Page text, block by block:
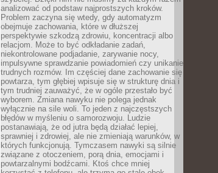
analizować od podstaw najprostszych kroków.
Problem zaczyna się wtedy, gdy automatyzm
obejmuje zachowania, które w dłuższej
perspektywie szkodzą zdrowiu, koncentracji albo
relacjom. Może to być odkładanie zadań,
niekontrolowane podjadanie, zarywanie nocy,
impulsywne sprawdzanie powiadomień czy unikanie
trudnych rozmów. Im częściej dane zachowanie się
powtarza, tym głębiej wpisuje się w strukturę dnia i
tym trudniej zauważyć, że w ogóle przestało być
wyborem. Zmiana nawyku nie polega jednak
wyłącznie na sile woli. To jeden z najczęstszych
błędów w myśleniu o samorozwoju. Ludzie
postanawiają, że od jutra będą działać lepiej,
sprawniej i zdrowiej, ale nie zmieniają warunków, w
których funkcjonują. Tymczasem nawyki są silnie
związane z otoczeniem, porą dnia, emocjami i
powtarzalnymi bodźcami. Ktoś chce mniej